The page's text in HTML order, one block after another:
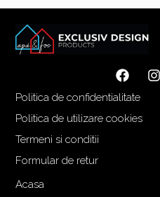
Politica de confidentialitate
Politica de utilizare cookies
Termeni si conditii
Formular de retur
Acasa